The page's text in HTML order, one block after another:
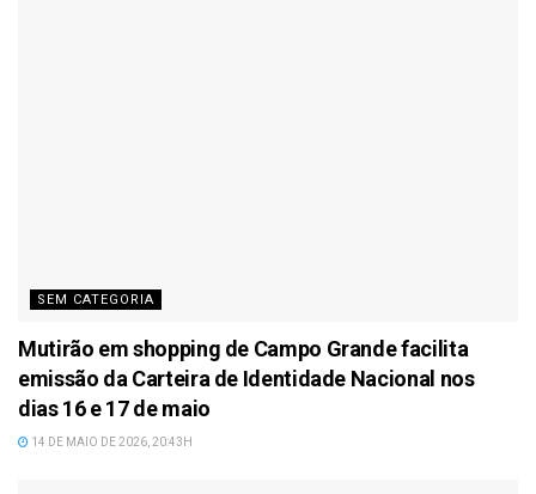
SEM CATEGORIA
Mutirão em shopping de Campo Grande facilita
emissão da Carteira de Identidade Nacional nos
dias 16 e 17 de maio
14 DE MAIO DE 2026, 20:43H